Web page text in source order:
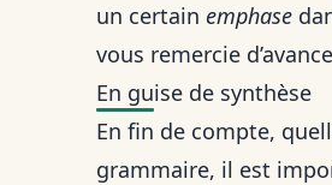
un certain emphase
vous remercie
En guise de synthèse
En fin de compte,
grammaire, il est